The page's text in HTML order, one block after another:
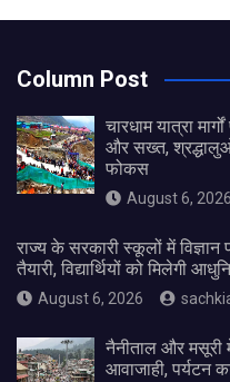
Column Post
चारधाम यात्रा
और सख्त, श्रद्धालुओं
फोकस
August 6, 2026
राज्य के सरकारी स्कूलों में
तैयारी, विद्यार्थियों को मिलेगी
August 6, 2026
नैनीताल और मसूरी
आवाजाही, पर्यटन